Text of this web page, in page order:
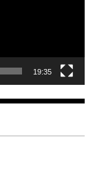
19:35